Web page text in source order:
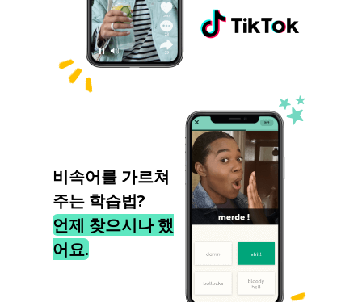
비속어를 가르쳐
주는 학습법?
언제 찾으시나 했
어요.